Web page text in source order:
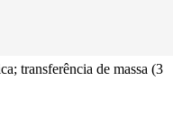
transferência de massa (3